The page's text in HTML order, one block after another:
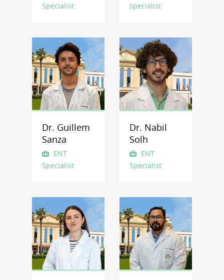
specialist
Specialist
Dr. Nabil
Solh
ENT
Specialist
Dr. Guillem
Sanza
ENT
Specialist